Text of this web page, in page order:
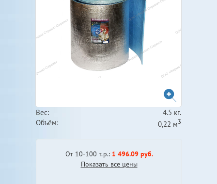
Вес:
4.5 кг.
Объём:
0,22 м3
От 10-100 т.р.: 1 496.09 руб.
Показать все цены